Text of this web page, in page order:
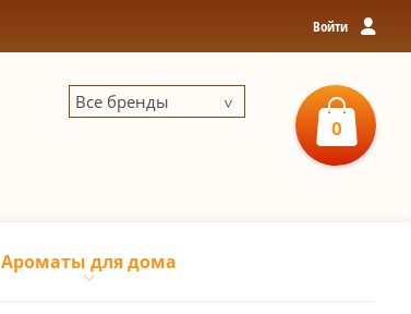
Войти
Все бренды
0
Ароматы для дома